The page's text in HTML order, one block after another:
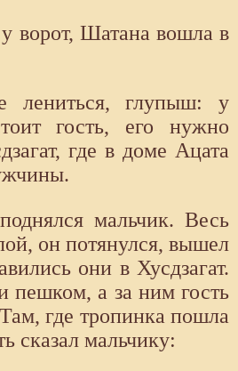
у ворот, Шатана вошла в
лениться, глупыш: у
гость, его нужно
где в доме Ацата
мальчик. Весь
он потянулся, вышел
они в Хусдзагат.
пешком, а за ним гость
где тропинка пошла
сказал мальчику: